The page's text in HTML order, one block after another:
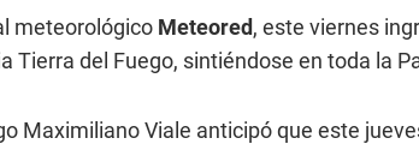
meteorológico Meteored, este viernes
Tierra del Fuego, sintiéndose en toda la
Maximiliano Viale anticipó que este